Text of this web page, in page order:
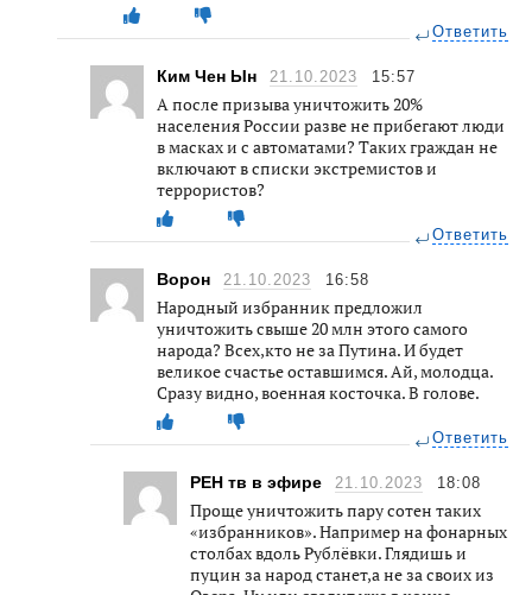
Ответить
Ким Чен Ын 21.10.2023 15:57
А после призыва уничтожить 20%
населения России разве не прибегают люди
в масках и с автоматами? Таких граждан не
включают в списки экстремистов и
террористов?
Ответить
Ворон 21.10.2023 16:58
Народный избранник предложил
уничтожить свыше 20 млн этого самого
народа? Всех,кто не за Путина. И будет
великое счастье оставшимся. Ай, молодца.
Сразу видно, военная косточка. В голове.
Ответить
РЕН тв в эфире 21.10.2023 18:08
Проще уничтожить пару сотен таких
«избранников». Например на фонарных
столбах вдоль Рублёвки. Глядишь и
пуцин за народ станет,а не за своих из